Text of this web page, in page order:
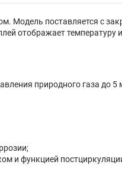
Модель поставляется с
отображает
природного газа до 5
и функцией